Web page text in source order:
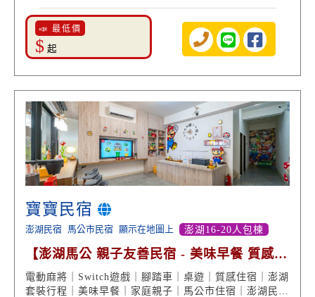
📣 最低價
$ 起
寶寶民宿
澎湖民宿 馬公市民宿 顯示在地圖上 澎湖16-20人包棟
【澎湖馬公 親子友善民宿 - 美味早餐 質感住
宿 多樣娛樂 】
電動麻將｜Switch遊戲｜腳踏車｜桌遊｜質感住宿｜澎湖
套裝行程｜美味早餐｜家庭親子｜馬公市住宿｜澎湖民宿